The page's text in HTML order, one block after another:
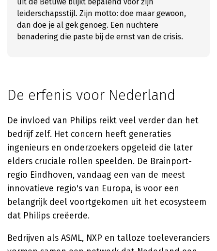
leiderschapsstijl. Zijn motto: doe maar gewoon,
dan doe je al gek genoeg. Een nuchtere
benadering die paste bij de ernst van de crisis.
De erfenis voor Nederland
De invloed van Philips reikt veel verder dan het
bedrijf zelf. Het concern heeft generaties
ingenieurs en onderzoekers opgeleid die later
elders cruciale rollen speelden. De Brainport-
regio Eindhoven, vandaag een van de meest
innovatieve regio's van Europa, is voor een
belangrijk deel voortgekomen uit het ecosysteem
dat Philips creëerde.
Bedrijven als ASML, NXP en talloze toeleveranciers